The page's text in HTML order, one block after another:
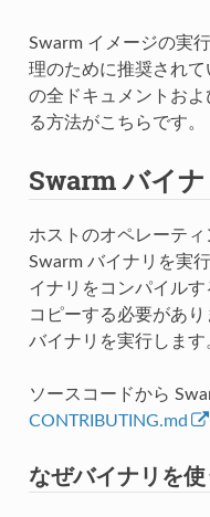
Swarm イメージの実
理のために推奨され
の全ドキュメントお
る方法がこちらです。
Swarm バイ
ホストのオペレーテ
Swarm バイナリを実
イナリをコンパイル
コピーする必要があ
バイナリを実行します
ソースコードから
CONTRIBUTING.md
なぜバイナリを